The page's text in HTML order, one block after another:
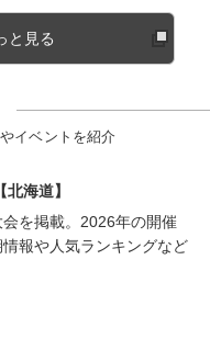
と見る
イベントを紹介
海道】
を掲載。2026年の開催
報や人気ランキングなど